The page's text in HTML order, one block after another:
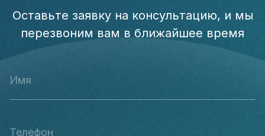
Оставьте заявку на консультацию, и мы
перезвоним вам в ближайшее время